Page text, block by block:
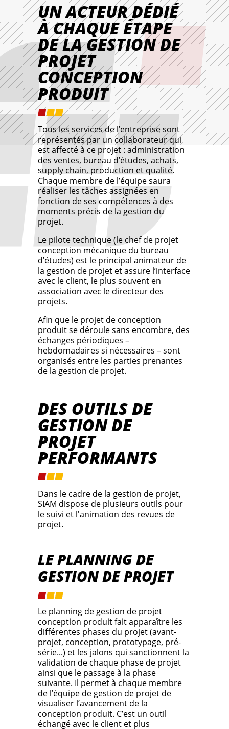
UN ACTEUR DÉDIÉ
À CHAQUE ÉTAPE
DE LA GESTION DE
PROJET
CONCEPTION
PRODUIT
Tous les services de l’entreprise sont
représentés par un collaborateur qui
est affecté à ce projet : administration
des ventes, bureau d’études, achats,
supply chain, production et qualité.
Chaque membre de l’équipe saura
réaliser les tâches assignées en
fonction de ses compétences à des
moments précis de la gestion du
projet.
Le pilote technique (le chef de projet
conception mécanique du bureau
d’études) est le principal animateur de
la gestion de projet et assure l’interface
avec le client, le plus souvent en
association avec le directeur des
projets.
Afin que le projet de conception
produit se déroule sans encombre, des
échanges périodiques –
hebdomadaires si nécessaires – sont
organisés entre les parties prenantes
de la gestion de projet.
DES OUTILS DE
GESTION DE
PROJET
PERFORMANTS
Dans le cadre de la gestion de projet,
SIAM dispose de plusieurs outils pour
le suivi et l'animation des revues de
projet.
LE PLANNING DE
GESTION DE PROJET
Le planning de gestion de projet
conception produit fait apparaître les
différentes phases du projet (avant-
projet, conception, prototypage, pré-
série...) et les jalons qui sanctionnent la
validation de chaque phase de projet
ainsi que le passage à la phase
suivante. Il permet à chaque membre
de l’équipe de gestion de projet de
visualiser l’avancement de la
conception produit. C’est un outil
échangé avec le client et plus